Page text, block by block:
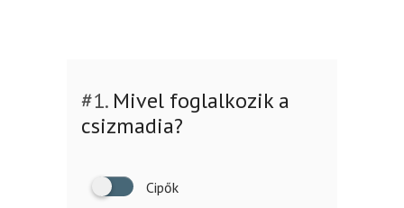
#1.Mivel foglalkozik a
csizmadia?
Cipők